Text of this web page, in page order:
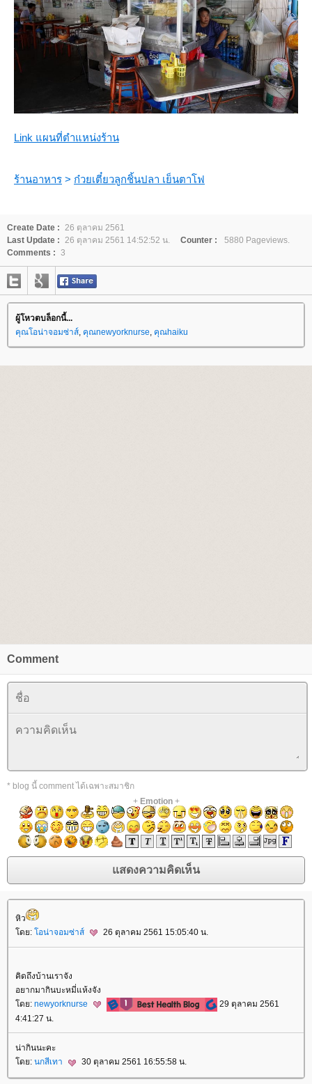
Link แผนที่ตำแหน่งร้าน
ร้านอาหาร > ก๋วยเตี๋ยวลูกชิ้นปลา เย็นตาโฟ
Create Date :
26 ตุลาคม 2561
Last Update :
26 ตุลาคม 2561 14:52:52 น. Counter :
5880 Pageviews.
Comments : 3
ผู้โหวตบล็อกนี้...
คุณโอน่าจอมซ่าส์ คุณnewyorknurse คุณhaiku
Comment
* blog นี้ comment ได้เฉพาะสมาชิก
+ Emotion+
หิว
ดย: อน่าจอมซ่าส์ 26 ตุลาคม 2561 15:05:40 น.
คิดถึงบ้านเราจัง
อยากมากินบะหมี่แห้งจัง
ดย: newyorknurse
29 ตุลาคม 2561
4:41:27 น.
น่ากินนะคะ
ดย: นกสีเทา 30 ตุลาคม 2561 16:55:58 น.